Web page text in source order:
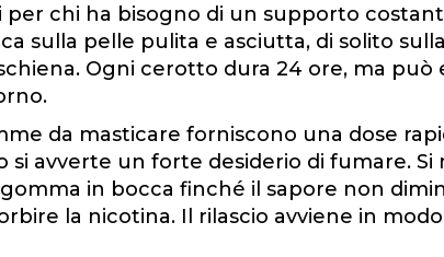
per chi ha bisogno di un supporto
sulla pelle pulita e asciutta, di solito
Ogni cerotto dura 24 ore, ma può
da masticare forniscono una dose
si avverte un forte desiderio di fumare. Si
in bocca finché il sapore non
la nicotina. Il rilascio avviene in